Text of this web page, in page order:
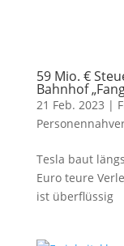
59 Mio. €
Bahnhof
21 Feb. 2023 |
Tesla baut
Euro teure
ist überflüssig